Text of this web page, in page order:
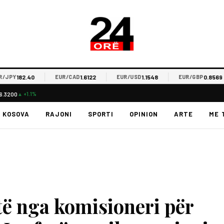
182.40 EUR/CAD1.6122 EUR/USD1.1548 EUR/GBP0.8569
▲ +1.1%
KOSOVA RAJONI SPORTI OPINION ARTE ME
nga komisioneri për